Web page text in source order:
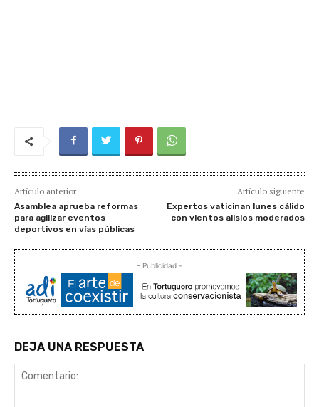
Artículo anterior
Asamblea aprueba reformas
para agilizar eventos
deportivos en vías públicas
Artículo siguiente
Expertos vaticinan lunes cálido
con vientos alisios moderados
- Publicidad -
DEJA UNA RESPUESTA